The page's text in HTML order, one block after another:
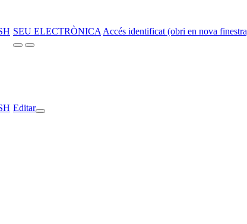
SEU ELECTRÒNICA Accés identificat (obri en nova
Editar